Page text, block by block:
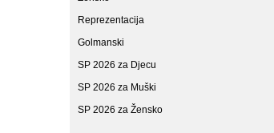
Reprezentacija
Golmanski
SP 2026 za Djecu
SP 2026 za Muški
SP 2026 za Žensko